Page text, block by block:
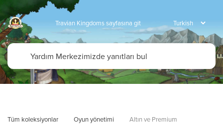
Travian Kingdoms sayfasına git
Tüm koleksiyonlar Oyun yönetimi Altın ve Premium